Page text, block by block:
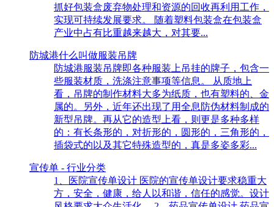
抓好包装盒废弃物处理和资源的回收再利用工作，
实现可持续发展要求。 随着塑料包装盒在包装盒
产业中占有比重越来越大，对其要...
防城港什么叫做服装吊牌
防城港服装吊牌即各种服装上吊挂的牌子，包含一
些服装材质，洗涤注意事项等信息。 从质地上
看，吊牌的制作材料大多为纸质，也有塑料的、金
属的。另外，近年还出现了用全息防伪材料制成的
新型吊牌。再从它的造型上看，则更是多种多样
的：有长条形的，对折形的，圆形的，三角形的，
插袋式的以及其它特殊造型的，真是多姿多彩...
宣传单 - 行业分类
1、医院宣传单设计 医院的宣传单设计要求稳重大
方，安全，健康，给人以和谐，信任的感觉。设计